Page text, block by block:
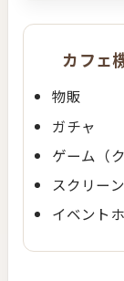
カフェ
物販
ガチャ
ゲーム（
スクリー
イベント